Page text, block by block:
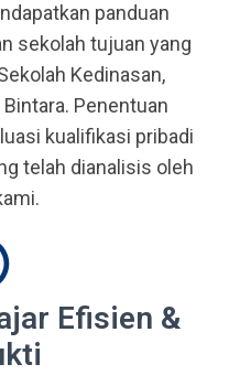
panduan
sekolah tujuan yang
Kedinasan,
Bintara. Penentuan
kualifikasi pribadi
telah dianalisis oleh
Efisien &